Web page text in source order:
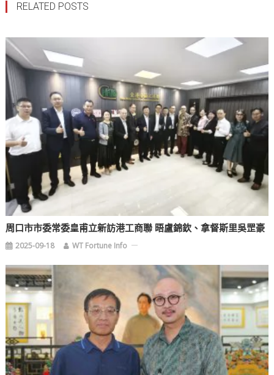
RELATED POSTS
周口市市委常委皇甫立新訪港工商聯 晤盧錦欽、拿督斯里吳罡豪
2025-09-18 WT Fortune Info